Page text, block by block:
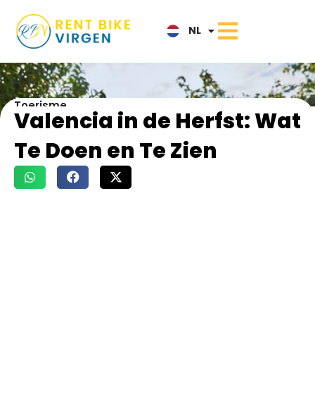
NL
IT
Toerisme
Valencia in de Herfst: Wat
Te Doen en Te Zien